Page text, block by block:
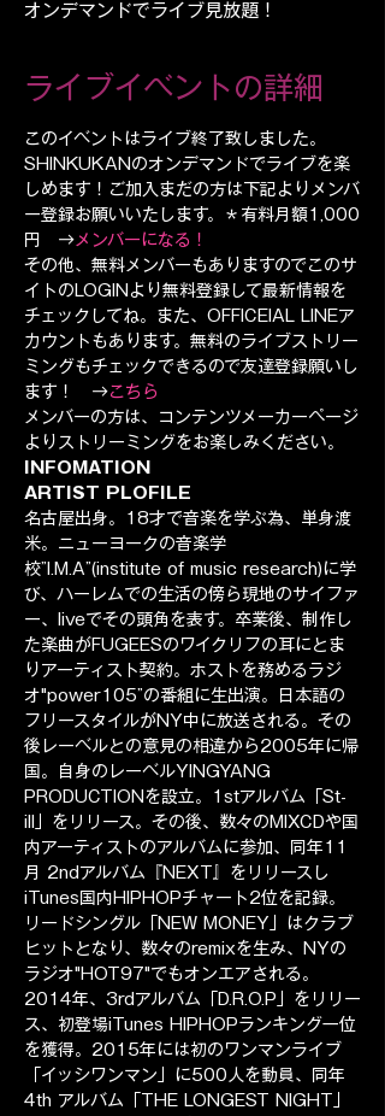
オンデマンドでライブ見放題！
ライブイベントの詳細
このイベントはライブ終了致しました。
SHINKUKANのオンデマンドでライブを楽
しめます！ご加入まだの方は下記よりメンバ
ー登録お願いいたします。＊有料月額1,000
円　→メンバーになる！
その他、無料メンバーもありますのでこのサ
イトのLOGINより無料登録して最新情報を
チェックしてね。また、OFFICEIAL LINEア
カウントもあります。無料のライブストリー
ミングもチェックできるので友達登録願いし
ます！　→こちら
メンバーの方は、コンテンツメーカーページ
よりストリーミングをお楽しみください。
INFOMATION
ARTIST PLOFILE
名古屋出身。18才で音楽を学ぶ為、単身渡
米。ニューヨークの音楽学
校”I.M.A”(institute of music research)に学
び、ハーレムでの生活の傍ら現地のサイファ
ー、liveでその頭角を表す。卒業後、制作し
た楽曲がFUGEESのワイクリフの耳にとま
りアーティスト契約。ホストを務めるラジ
オ"power105”の番組に生出演。日本語の
フリースタイルがNY中に放送される。その
後レーベルとの意見の相違から2005年に帰
国。自身のレーベルYINGYANG
PRODUCTIONを設立。1stアルバム「St-
ill」をリリース。その後、数々のMIXCDや国
内アーティストのアルバムに参加、同年11
月 2ndアルバム『NEXT』をリリースし
iTunes国内HIPHOPチャート2位を記録。
リードシングル「NEW MONEY」はクラブ
ヒットとなり、数々のremixを生み、NYの
ラジオ"HOT97"でもオンエアされる。
2014年、3rdアルバム「D.R.O.P」をリリー
ス、初登場iTunes HIPHOPランキング一位
を獲得。2015年には初のワンマンライブ
「イッシワンマン」に500人を動員、同年
4th アルバム「THE LONGEST NIGHT」